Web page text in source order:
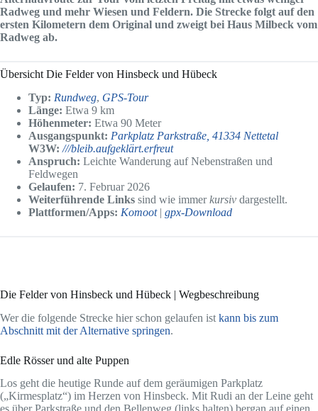
Radweg und mehr Wiesen und Feldern. Die Strecke folgt auf den
ersten Kilometern dem Original und zweigt bei Haus Milbeck vom
Radweg ab.
Übersicht Die Felder von Hinsbeck und Hübeck
Typ: Rundweg, GPS-Tour
Länge: Etwa 9 km
Höhenmeter: Etwa 90 Meter
Ausgangspunkt: Parkplatz Parkstraße, 41334 Nettetal
W3W: ///bleib.aufgeklärt.erfreut
Anspruch: Leichte Wanderung auf Nebenstraßen und
Feldwegen
Gelaufen: 7. Februar 2026
Weiterführende Links sind wie immerkursiv dargestellt.
Plattformen/Apps: Komoot| gpx-Download
Die Felder von Hinsbeck und Hübeck | Wegbeschreibung
Wer die folgende Strecke hier schon gelaufen ist kann bis zum
Abschnitt mit der Alternative springen.
Edle Rösser und alte Puppen
Los geht die heutige Runde auf dem geräumigen Parkplatz
(„Kirmesplatz“) im Herzen von Hinsbeck. Mit Rudi an der Leine geht